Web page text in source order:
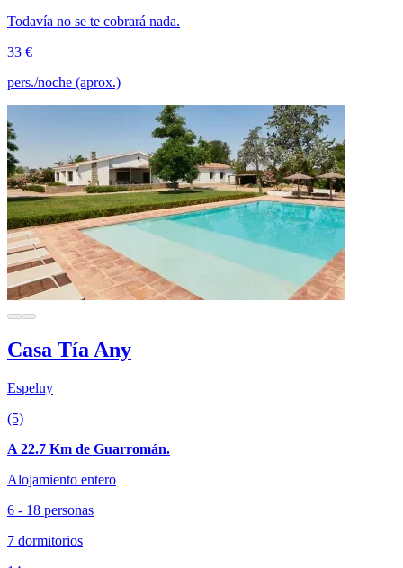
Todavía no se te cobrará nada.
33 €
pers./noche (aprox.)
Casa Tía Any
Espeluy
(5)
A 22.7 Km de Guarromán.
Alojamiento entero
6 - 18 personas
7 dormitorios